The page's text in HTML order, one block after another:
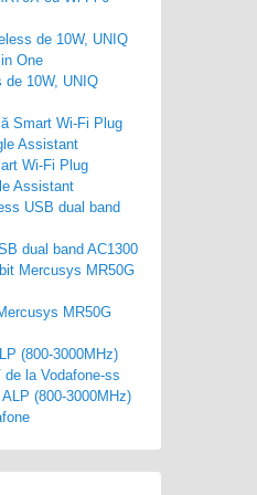
de 10W, UNIQ
Wi-Fi Plug
Assistant
dual band AC1300
MR50G
(800-3000MHz)